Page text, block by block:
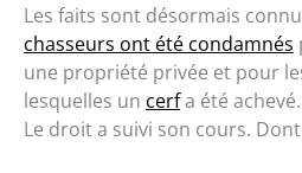
Les faits sont désormais
chasseurs ont été condamnés
une propriété privée et pour
lesquelles un cerfa été
Le droit a suivi son cours.